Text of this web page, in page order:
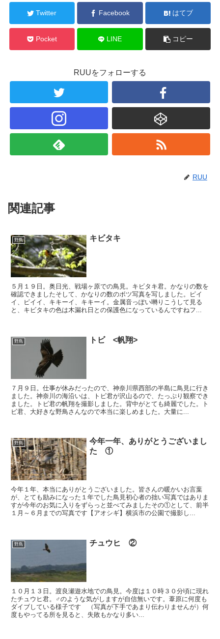
Twitter Facebook はてブ
Pocket LINE コピー
RUUをフォローする
RUU
関連記事
野鳥 キビタキ
５月１９日。奥日光、戦場ヶ原での鳥見。キビタキ君。かなりの数を
確認できましたそして、かなりの数のボツ写真を写しました。ピイ
イ、ピイイ、キキーイ、キキーイ。金属音っぽい囀りこうして見る
と、キビタキの色は木漏れ日との保護色になっているんですねフ...
野鳥 トビ <帆翔>
７月９日。仕事が休みだったので、神奈川県西部の半島に鳥見に行き
ました。神奈川の海沿いは、トビ君が沢山るので、たっぷり観察でき
ました。トビ君の帆翔を撮影しました。背中がとても綺麗でした。ト
ビ君、大好きな野鳥さんなので本当に楽しめました。大量に...
野鳥
今年一年、ありがとうございまし
た ①
今年１年、本当にありがとうございました。皆さんの暖かいお言葉
が、とても励みになった１年でした鳥見初心者の拙い写真ではありま
すが今年のお気に入りをずらっと並べてみましたその①として、前半
１月～６月までの写真です【アオシギ】横浜市の公園で撮影し...
野鳥 チュウヒ ②
１０月１３日。渡良瀬遊水地での鳥見。今度は１０時３０分頃に現れ
たチュウヒ君。♂のような気がしますが自信無いです。葦原に何度も
ダイブしている様子です （写真が下手であまり伝わりませんが）何
度もやってる所を見ると、失敗もかなり多い...